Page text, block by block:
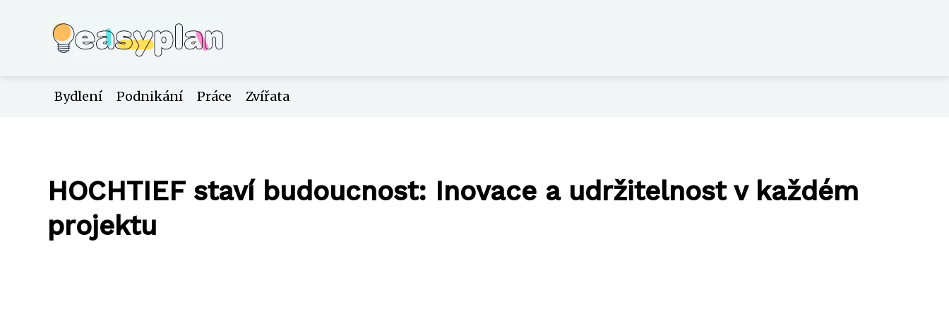
Bydlení Podnikání Práce Zvířata
HOCHTIEF staví budoucnost: Inovace a udržitelnost v každém
projektu